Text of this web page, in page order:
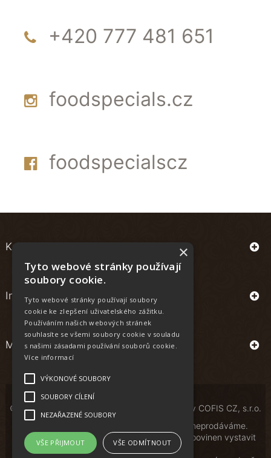
+420 777 481 651
foodspecials.cz
foodspecialscz
Kontakt
Informace
Můj účet
© Copyright | All Rights Reserved | Powered by COFIS CZ, s.r.o.
Osobám mladším 18 let alkoholické nápoje neprodáváme.
Podle zákona o evidenci tržeb je prodávající povinen vystavit
kupujícímu účtenku.
×
Tyto webové stránky používají
soubory cookie.
Tyto webové stránky používají soubory
cookie ke zlepšení uživatelského zážitku.
Používáním našich webových stránek
souhlasíte se všemi soubory cookie v souladu
s našimi zásadami používání souborů cookie.
Více informací
VÝKONOVÉ SOUBORY
SOUBORY CÍLENÍ
NEZAŘAZENÉ SOUBORY
VŠE PŘIJMOUT VŠE ODMÍTNOUT